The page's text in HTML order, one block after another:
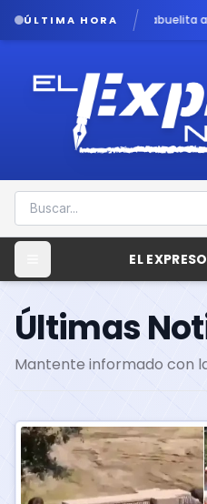
ÚLTIMA HORA
abuelita asesinada por 90 pesos
EL
Últimas
Mantente informado con